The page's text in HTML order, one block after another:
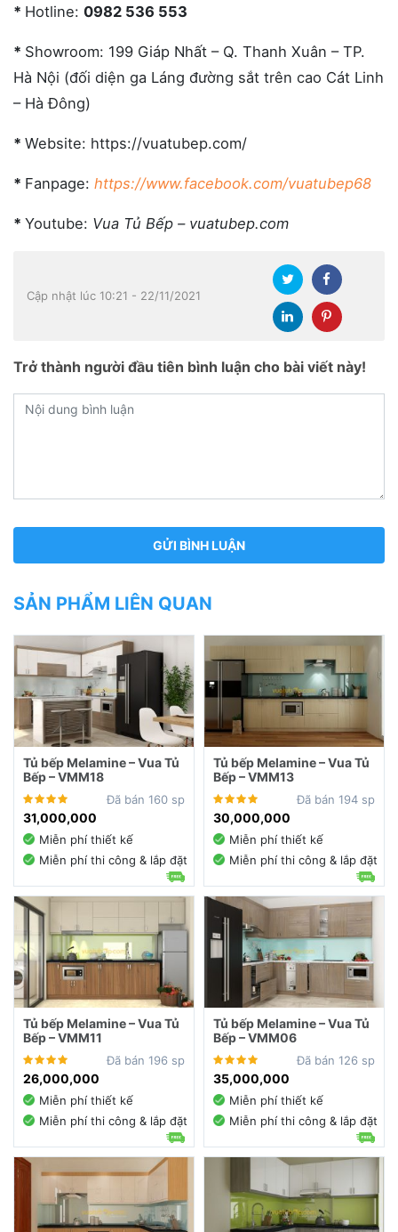
* Hotline: 0982 536 553
* Showroom: 199 Giáp Nhất – Q. Thanh Xuân – TP.
Hà Nội (đối diện ga Láng đường sắt trên cao Cát Linh
– Hà Đông)
* Website: https://vuatubep.com/
* Fanpage: https://www.facebook.com/vuatubep68
* Youtube: Vua Tủ Bếp – vuatubep.com
Cập nhật lúc 10:21 - 22/11/2021
Trở thành người đầu tiên bình luận cho bài viết này!
SẢN PHẨM LIÊN QUAN
Tủ bếp Melamine – Vua Tủ
Bếp – VMM18
Đã bán 160 sp
31,000,000
Miễn phí thiết kế
Miễn phí thi công & lắp đặt
Tủ bếp Melamine – Vua Tủ
Bếp – VMM13
Đã bán 194 sp
30,000,000
Miễn phí thiết kế
Miễn phí thi công & lắp đặt
Tủ bếp Melamine – Vua Tủ
Bếp – VMM11
Đã bán 196 sp
26,000,000
Miễn phí thiết kế
Miễn phí thi công & lắp đặt
Tủ bếp Melamine – Vua Tủ
Bếp – VMM06
Đã bán 126 sp
35,000,000
Miễn phí thiết kế
Miễn phí thi công & lắp đặt